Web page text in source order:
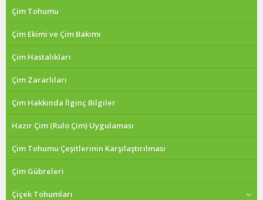
Çim Tohumu
Çim Ekimi ve Çim Bakımı
Çim Hastalıkları
Çim Zararlıları
Çim Hakkında İlginç Bilgiler
Hazır Çim (Rulo Çim) Uygulaması
Çim Tohumu Çeşitlerinin Karşılaştırılması
Çim Gübreleri
Çiçek Tohumları